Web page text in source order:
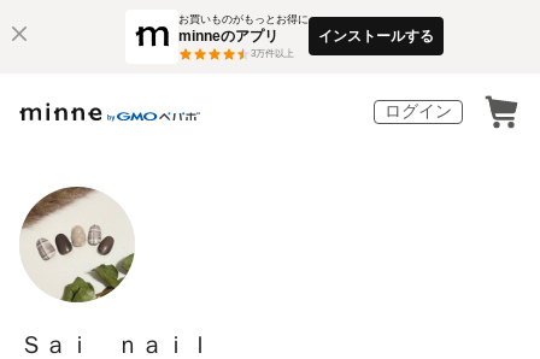
お買いものがもっとお得に
minneのアプリ
3万件以上
インストールする
ログイン
Ｓａｉ ｎａｉｌ